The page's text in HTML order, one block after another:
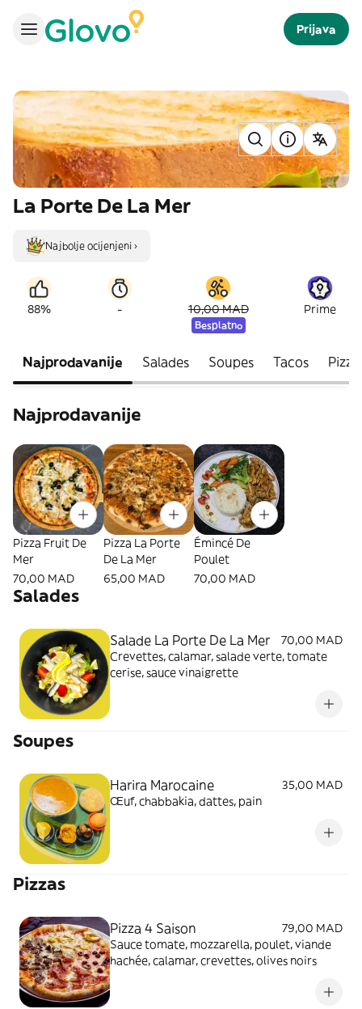
Prijava
La Porte De La Mer
Najbolje ocijenjeni ›
88% - 10,00 MAD
Besplatno
Prime
Najprodavanije Salades Soupes Tacos
Najprodavanije
Pizza Fruit De
Mer
70,00 MAD
Pizza La Porte
De La Mer
65,00 MAD
Émincé De
Poulet
70,00 MAD
Salades
Salade La Porte De La Mer
70,00 MAD
Crevettes, calamar, salade verte, tomate
cerise, sauce vinaigrette
Soupes
Harira Marocaine
35,00 MAD
Œuf, chabbakia, dattes, pain
Pizzas
Pizza 4 Saison
79,00 MAD
Sauce tomate, mozzarella, poulet, viande
hachée, calamar, crevettes, olives noirs